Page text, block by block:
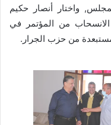
واختار أنصار حكيم
الانسحاب من المؤتمر في
من حزب الجرار.